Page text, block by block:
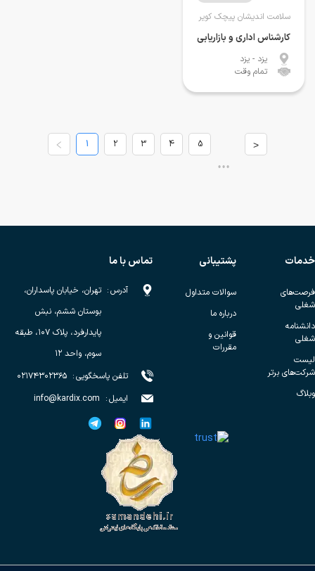
سلامت اندیشان پیچک کویر
کارشناس اداری و بازاریابی
یزد - یزد
تمام وقت
1 2 3 4 5
•••
>
خدمات
فرصت‌های
شغلی
دانشنامه
شغلی
لیست
شرکت‌های برتر
وبلاگ
پشتیبانی
سوالات متداول
درباره ما
قوانین و
مقررات
تماس با ما
آدرس: تهران، خیابان پاسداران،
بوستان ششم، نبش
پایدارفرد، پلاک ۱۰۷، طبقه
سوم، واحد ۱۲
تلفن پاسخگویی: ۰۲۱۷۴۳۰۲۳۶۵
ایمیل:
info@kardix.com